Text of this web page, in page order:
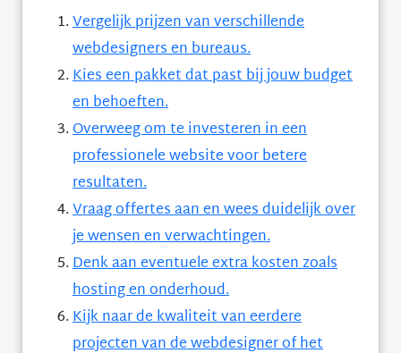
Vergelijk prijzen van verschillende
webdesigners en bureaus.
Kies een pakket dat past bij jouw budget
en behoeften.
Overweeg om te investeren in een
professionele website voor betere
resultaten.
Vraag offertes aan en wees duidelijk over
je wensen en verwachtingen.
Denk aan eventuele extra kosten zoals
hosting en onderhoud.
Kijk naar de kwaliteit van eerdere
projecten van de webdesigner of het